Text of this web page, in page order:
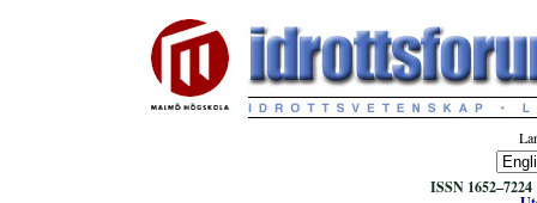
ISSN